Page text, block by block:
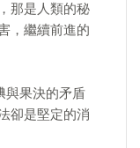
那是人類的秘
，繼續前進的
與果決的矛盾
卻是堅定的消